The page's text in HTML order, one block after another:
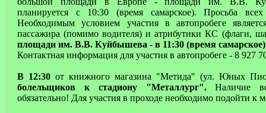
планируется с 10:30 (время самарское). Просьба
Необходимым условием участия в автопробеге
пассажира (помимо водителя) и атрибутики КС (флаги,
площади им. В.В. Куйбышева - в 11:30 (время
Контактная информация для участия в автопробеге - 8 927
В 12:30 от книжного магазина "Метида" (ул. Юных
болельщиков к стадиону "Металлург".Наличие
обязательно! Для участия в проходе необходимо подойти к